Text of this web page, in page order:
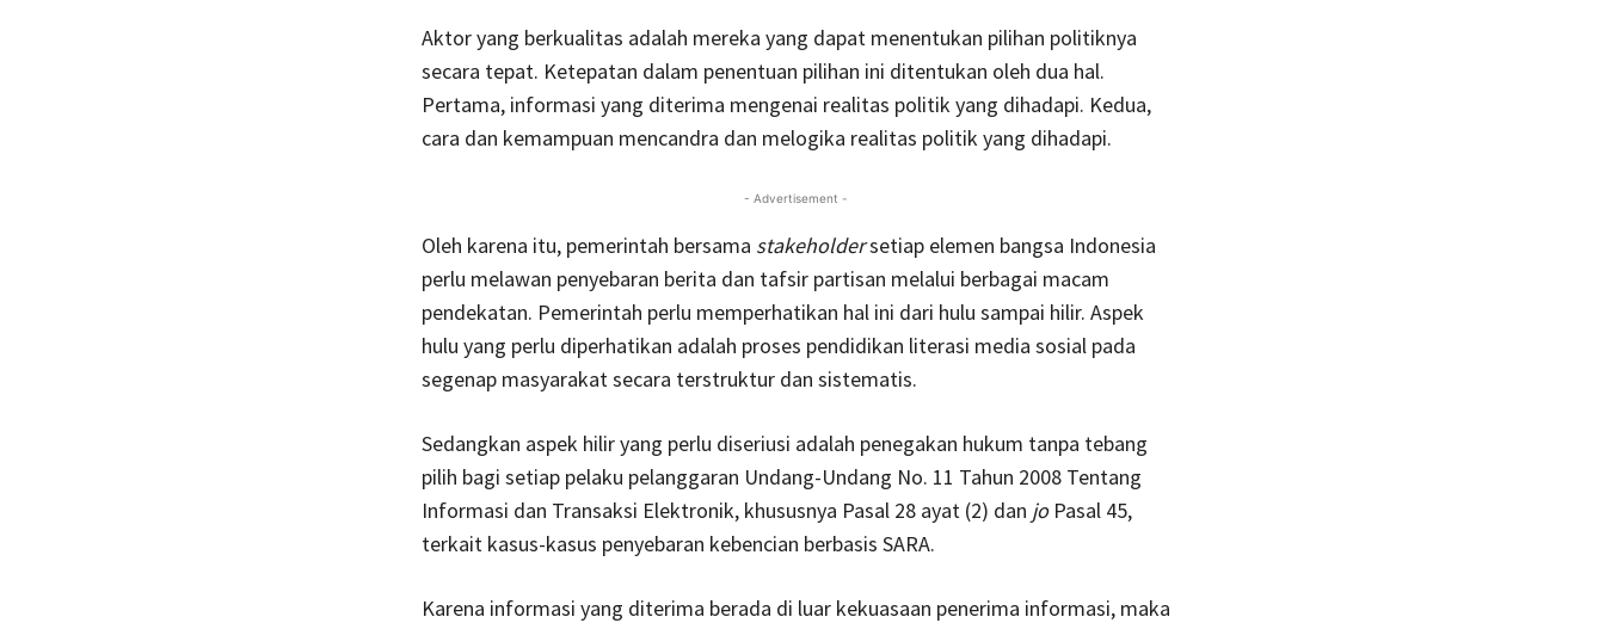
Aktor yang berkualitas adalah mereka yang dapat menentukan pilihan politiknya
secara tepat. Ketepatan dalam penentuan pilihan ini ditentukan oleh dua hal.
Pertama, informasi yang diterima mengenai realitas politik yang dihadapi. Kedua,
cara dan kemampuan mencandra dan melogika realitas politik yang dihadapi.
- Advertisement -
Oleh karena itu, pemerintah bersama stakeholdersetiap elemen bangsa Indonesia
perlu melawan penyebaran berita dan tafsir partisan melalui berbagai macam
pendekatan. Pemerintah perlu memperhatikan hal ini dari hulu sampai hilir. Aspek
hulu yang perlu diperhatikan adalah proses pendidikan literasi media sosial pada
segenap masyarakat secara terstruktur dan sistematis.
Sedangkan aspek hilir yang perlu diseriusi adalah penegakan hukum tanpa tebang
pilih bagi setiap pelaku pelanggaran Undang-Undang No. 11 Tahun 2008 Tentang
Informasi dan Transaksi Elektronik, khususnya Pasal 28 ayat (2) dan joPasal 45,
terkait kasus-kasus penyebaran kebencian berbasis SARA.
Karena informasi yang diterima berada di luar kekuasaan penerima informasi, maka